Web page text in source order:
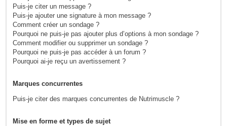
Puis-je citer un message ?
Puis-je ajouter une signature à mon message ?
Comment créer un sondage ?
Pourquoi ne puis-je pas ajouter plus d’options à mon sondage ?
Comment modifier ou supprimer un sondage ?
Pourquoi ne puis-je pas accéder à un forum ?
Pourquoi ai-je reçu un avertissement ?
Marques concurrentes
Puis-je citer des marques concurrentes de Nutrimuscle ?
Mise en forme et types de sujet